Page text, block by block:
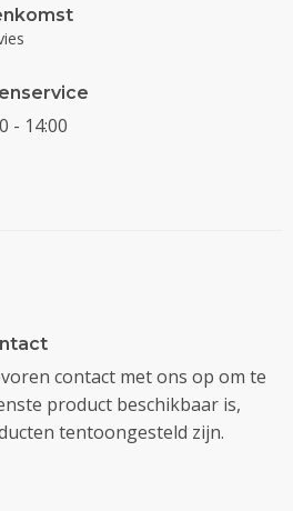
- 14:00
contact met ons op om te
product beschikbaar is,
tentoongesteld zijn.